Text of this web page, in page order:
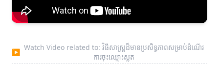
▶
Watch Video related to: វិធីសាស្ត្រដ៏មានប្រសិទ្ធភាពសម្រាប់ដំណើរ
ការចុះឈ្មោះស្លត